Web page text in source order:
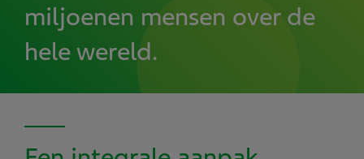
miljoenen mensen over de
hele wereld.